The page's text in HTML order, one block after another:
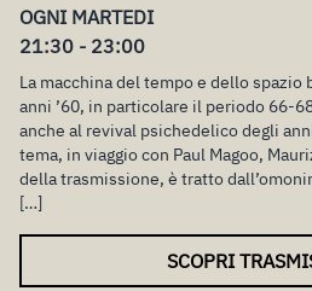
OGNI MARTEDI
21:30 - 23:00
La macchina del tempo e dello spazio
anni ’60, in particolare il periodo 66-
anche al revival psichedelico degli
tema, in viaggio con Paul Magoo,
della trasmissione, è tratto
[…]
SCOPRI